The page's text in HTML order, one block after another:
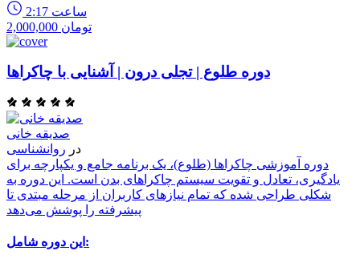
2:17 ساعت
2,000,000 تومان
دوره طلوع | تجلی درون | آشنایی با چاکراها
صدیقه خانی
در روانشناسی
دوره آموزشی چاکراها (طلوع)، یک برنامه جامع و یکپارچه برای
یادگیری، تعادل و تقویت سیستم چاکراهای بدن است. این دوره به
شکلی طراحی شده که تمام نیازهای کاربران از مرحله مبتدی تا
پیشرفته را پوشش می‌دهد
این دوره شامل: